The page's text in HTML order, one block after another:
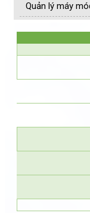
Quản lý máy